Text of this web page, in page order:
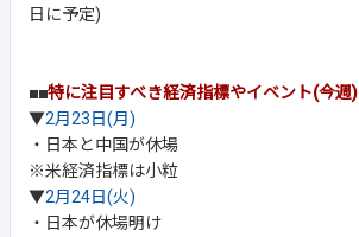
日に予定)
■■特に注目すべき経済指標やイベント(今週)
▼2月23日(月)
・日本と中国が休場
※米経済指標は小粒
▼2月24日(火)
・日本が休場明け